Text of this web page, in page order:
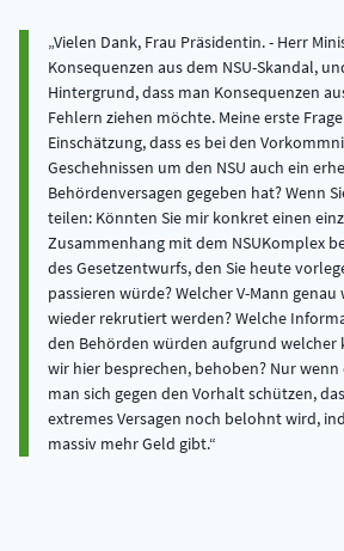
Vielen Dank, Frau Präsidentin. - Herr
Konsequenzen aus dem NSU-Skandal,
Hintergrund, dass man Konsequenzen
Fehlern ziehen möchte. Meine erste
Einschätzung, dass es bei den
Geschehnissen um den NSU auch ein
Behördenversagen gegeben hat? Wenn
teilen: Könnten Sie mir konkret einen
Zusammenhang mit dem NSUKomplex
des Gesetzentwurfs, den Sie heute
passieren würde? Welcher V-Mann
wieder rekrutiert werden? Welche
den Behörden würden aufgrund welcher
wir hier besprechen, behoben? Nur
man sich gegen den Vorhalt schützen,
extremes Versagen noch belohnt wird,
massiv mehr Geld gibt.